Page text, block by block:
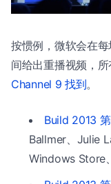
按惯例，微软会在
间给出重播视频，
Channel 9 找到。
Build 2013
Ballmer、Julie
Windows Store